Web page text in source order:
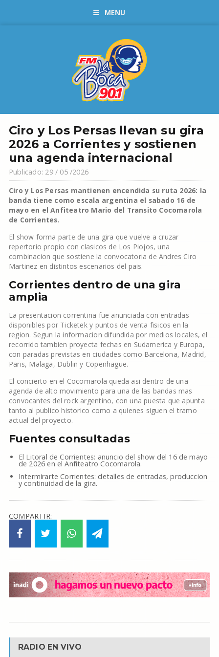
MENU
Ciro y Los Persas llevan su gira
2026 a Corrientes y sostienen
una agenda internacional
Publicado: 29 / 05 /2026
Ciro y Los Persas mantienen encendida su ruta 2026: la
banda tiene como escala argentina el sabado 16 de
mayo en el Anfiteatro Mario del Transito Cocomarola
de Corrientes.
El show forma parte de una gira que vuelve a cruzar
repertorio propio con clasicos de Los Piojos, una
combinacion que sostiene la convocatoria de Andres Ciro
Martinez en distintos escenarios del pais.
Corrientes dentro de una gira
amplia
La presentacion correntina fue anunciada con entradas
disponibles por Ticketek y puntos de venta fisicos en la
region. Segun la informacion difundida por medios locales, el
recorrido tambien proyecta fechas en Sudamerica y Europa,
con paradas previstas en ciudades como Barcelona, Madrid,
Paris, Malaga, Dublin y Copenhague.
El concierto en el Cocomarola queda asi dentro de una
agenda de alto movimiento para una de las bandas mas
convocantes del rock argentino, con una puesta que apunta
tanto al publico historico como a quienes siguen el tramo
actual del proyecto.
Fuentes consultadas
El Litoral de Corrientes: anuncio del show del 16 de mayo
de 2026 en el Anfiteatro Cocomarola.
Intermirarte Corrientes: detalles de entradas, produccion
y continuidad de la gira.
COMPARTIR:
RADIO EN VIVO